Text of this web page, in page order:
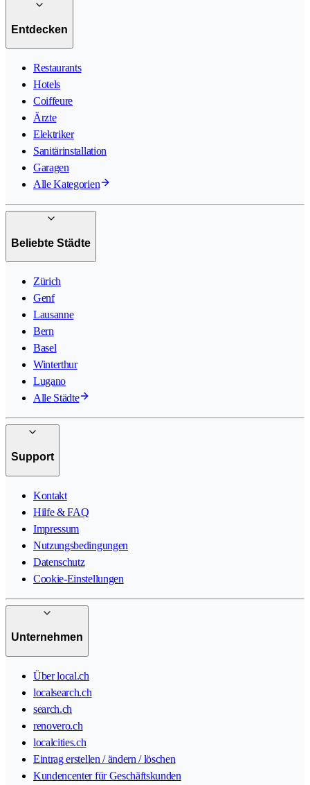
Entdecken
Restaurants
Hotels
Coiffeure
Ärzte
Elektriker
Sanitärinstallation
Garagen
Alle Kategorien
Beliebte Städte
Zürich
Genf
Lausanne
Bern
Basel
Winterthur
Lugano
Alle Städte
Support
Kontakt
Hilfe & FAQ
Impressum
Nutzungsbedingungen
Datenschutz
Cookie-Einstellungen
Unternehmen
Über local.ch
localsearch.ch
search.ch
renovero.ch
localcities.ch
Eintrag erstellen / ändern / löschen
Kundencenter für Geschäftskunden